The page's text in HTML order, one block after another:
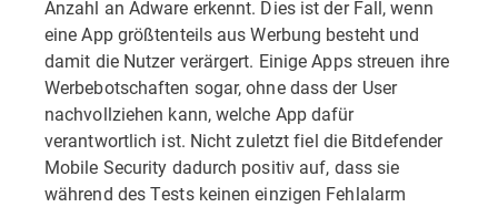
Anzahl an Adware erkennt. Dies ist der Fall, wenn
eine App größtenteils aus Werbung besteht und
damit die Nutzer verärgert. Einige Apps streuen ihre
Werbebotschaften sogar, ohne dass der User
nachvollziehen kann, welche App dafür
verantwortlich ist. Nicht zuletzt fiel die Bitdefender
Mobile Security dadurch positiv auf, dass sie
während des Tests keinen einzigen Fehlalarm